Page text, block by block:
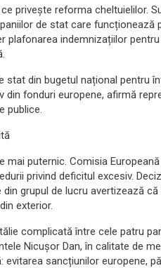
privește reforma cheltuielilor.
de stat care funcționează
plafonarea indemnizațiilor
din bugetul național pentru
fonduri europene, afirmă
publice.
puternic. Comisia
privind deficitul excesiv.
din grupul de lucru avertizează
exterior.
complicată între cele patru
Nicușor Dan, în calitate de
sancțiunilor europene,